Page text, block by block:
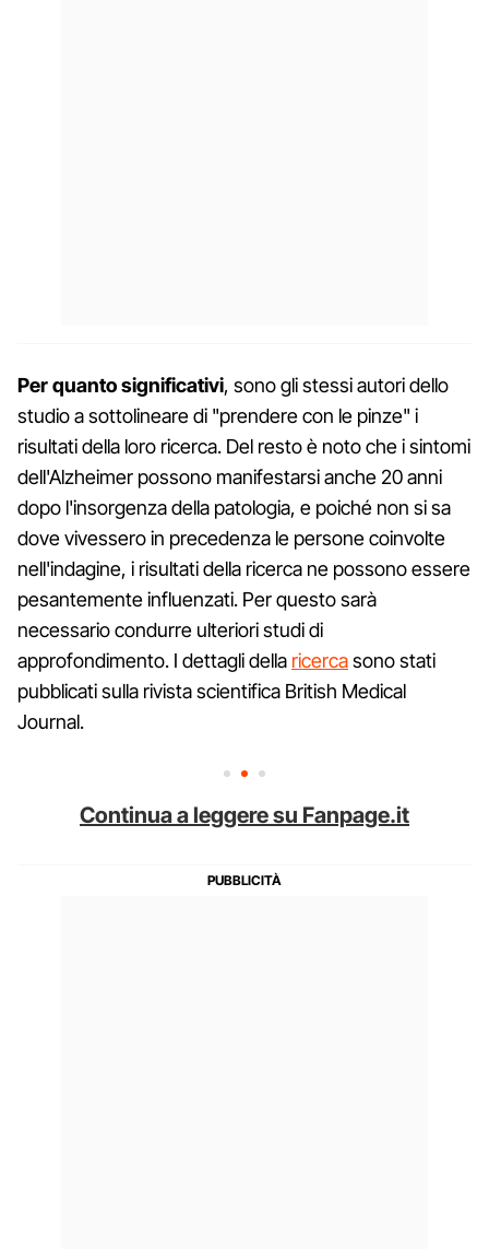
Per quanto significativi, sono gli stessi autori dello
studio a sottolineare di "prendere con le pinze" i
risultati della loro ricerca. Del resto è noto che i sintomi
dell'Alzheimer possono manifestarsi anche 20 anni
dopo l'insorgenza della patologia, e poiché non si sa
dove vivessero in precedenza le persone coinvolte
nell'indagine, i risultati della ricerca ne possono essere
pesantemente influenzati. Per questo sarà
necessario condurre ulteriori studi di
approfondimento. I dettagli della ricercasono stati
pubblicati sulla rivista scientifica British Medical
Journal.
Continua a leggere su Fanpage.it